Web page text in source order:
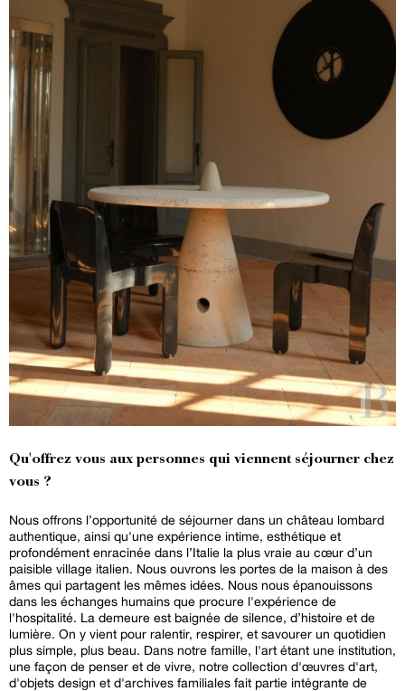
Qu'offrez vous aux personnes qui viennent séjourner chez
vous ?
Nous offrons l’opportunité de séjourner dans un château lombard
authentique, ainsi qu'une expérience intime, esthétique et
profondément enracinée dans l’Italie la plus vraie au cœur d’un
paisible village italien. Nous ouvrons les portes de la maison à des
âmes qui partagent les mêmes idées. Nous nous épanouissons
dans les échanges humains que procure l'expérience de
l'hospitalité. La demeure est baignée de silence, d’histoire et de
lumière. On y vient pour ralentir, respirer, et savourer un quotidien
plus simple, plus beau. Dans notre famille, l'art étant une institution,
une façon de penser et de vivre, notre collection d'œuvres d'art,
d'objets design et d'archives familiales fait partie intégrante de